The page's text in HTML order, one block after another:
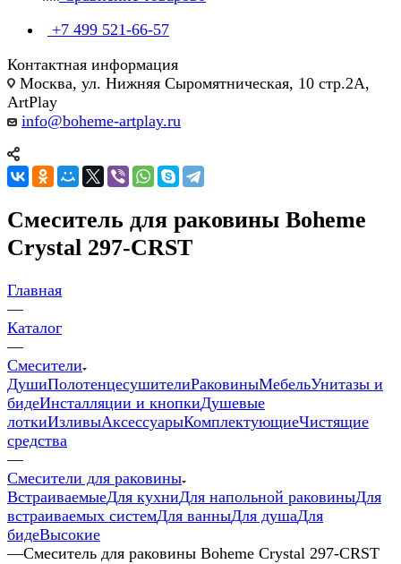
+7 499 521-66-57
Контактная информация
Москва, ул. Нижняя Сыромятническая, 10 стр.2А,
ArtPlay
info@boheme-artplay.ru
Смеситель для раковины Boheme
Crystal 297-CRST
Главная
—
Каталог
—
Смесители
ДушиПолотенцесушителиРаковиныМебельУнитазы и
бидеИнсталляции и кнопкиДушевые
лоткиИзливыАксессуарыКомплектующиеЧистящие
средства
—
Смесители для раковины
ВстраиваемыеДля кухниДля напольной раковиныДля
встраиваемых системДля ванныДля душаДля
бидеВысокие
—Смеситель для раковины Boheme Crystal 297-CRST